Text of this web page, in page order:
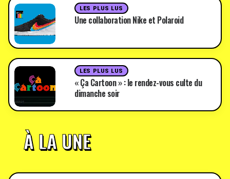
LES PLUS LUS
Une collaboration Nike et Polaroid
LES PLUS LUS
« Ça Cartoon » : le rendez-vous culte du
dimanche soir
À LA UNE